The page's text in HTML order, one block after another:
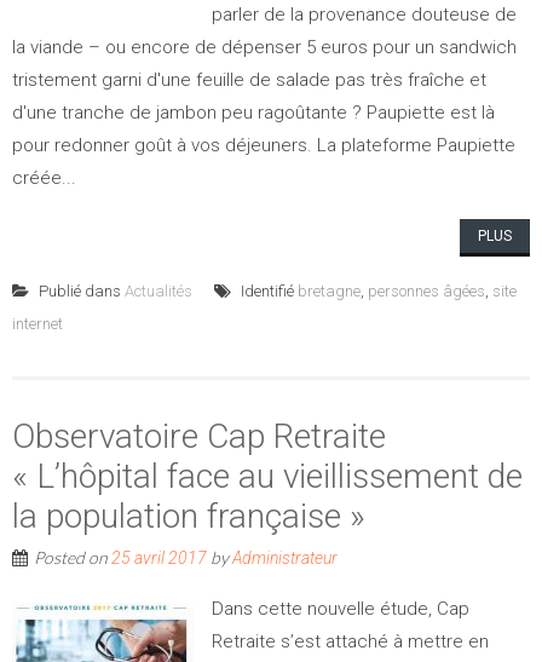
parler de la provenance douteuse de
la viande – ou encore de dépenser 5 euros pour un sandwich
tristement garni d'une feuille de salade pas très fraîche et
d'une tranche de jambon peu ragoûtante ? Paupiette est là
pour redonner goût à vos déjeuners. La plateforme Paupiette
créée...
PLUS
Publié dans Actualités Identifié bretagne, personnes âgées, site
internet
Observatoire Cap Retraite
« L’hôpital face au vieillissement de
la population française »
Posted on25 avril 2017 byAdministrateur
Dans cette nouvelle étude, Cap
Retraite s’est attaché à mettre en